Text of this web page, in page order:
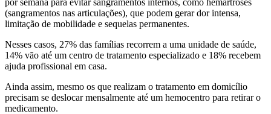
por semana para evitar sangramentos internos, como hemartroses
(sangramentos nas articulações), que podem gerar dor intensa,
limitação de mobilidade e sequelas permanentes.
Nesses casos, 27% das famílias recorrem a uma unidade de saúde,
14% vão até um centro de tratamento especializado e 18% recebem
ajuda profissional em casa.
Ainda assim, mesmo os que realizam o tratamento em domicílio
precisam se deslocar mensalmente até um hemocentro para retirar o
medicamento.